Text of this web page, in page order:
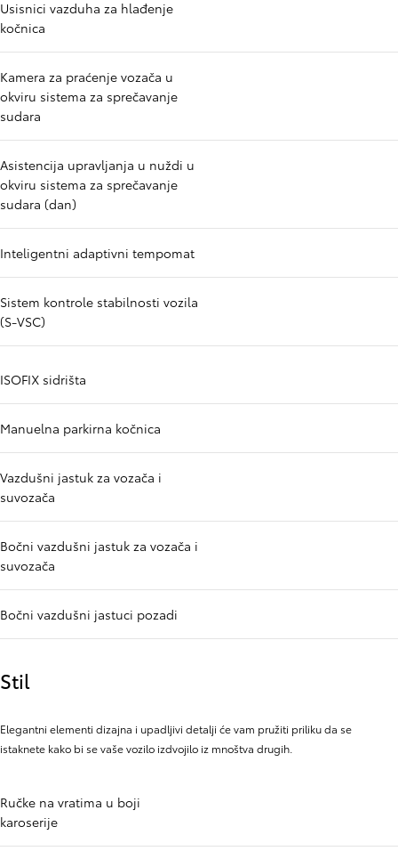
Usisnici vazduha za hlađenje
kočnica
Kamera za praćenje vozača u
okviru sistema za sprečavanje
sudara
Asistencija upravljanja u nuždi u
okviru sistema za sprečavanje
sudara (dan)
Inteligentni adaptivni tempomat
Sistem kontrole stabilnosti vozila
(S-VSC)
ISOFIX sidrišta
Manuelna parkirna kočnica
Vazdušni jastuk za vozača i
suvozača
Bočni vazdušni jastuk za vozača i
suvozača
Bočni vazdušni jastuci pozadi
Stil
Elegantni elementi dizajna i upadljivi detalji će vam pružiti priliku da se
istaknete kako bi se vaše vozilo izdvojilo iz mnoštva drugih.
Ručke na vratima u boji
karoserije